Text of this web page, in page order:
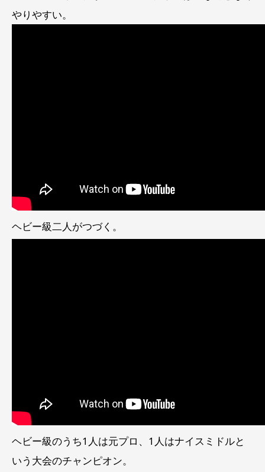
やりやすい。
ヘビー級二人がつづく。
ヘビー級のうち1人は元プロ、1人はナイスミドルと
いう大会のチャンピオン。